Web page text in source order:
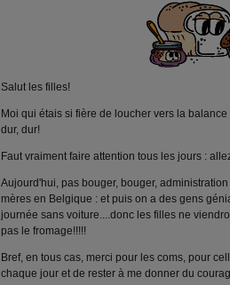
Salut les filles!
Moi qui étais si fière de loucher vers la
dur, dur!
Faut vraiment faire attention tous les jours :
Aujourd'hui, pas bouger, bouger,
mères en Belgique : et puis on a des gens
journée sans voiture....donc les filles ne
pas le fromage!!!!!
Bref, en tous cas, merci pour les coms, pour
chaque jour et de rester à me donner du